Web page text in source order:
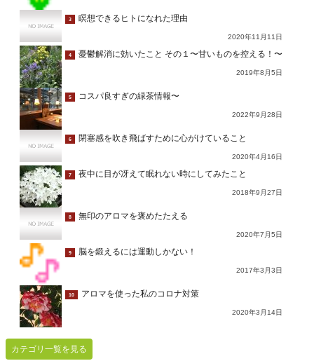
3 瞑想できるヒトになれた理由
2020年11月11日
4 憂鬱解消に効いたこと その１〜甘いものを控える！〜
2019年8月5日
5 コスパ良すぎの緑茶情報〜
2022年9月28日
6 閉塞感を吹き飛ばすために心がけていること
2020年4月16日
7 夜中に目が冴えて眠れない時にしてみたこと
2018年9月27日
8 無印のアロマを褒めたたえる
2020年7月5日
9 脳を鍛えるには運動しかない！
2017年3月3日
10 アロマを使った私のコロナ対策
2020年3月14日
カテゴリ一覧を見る